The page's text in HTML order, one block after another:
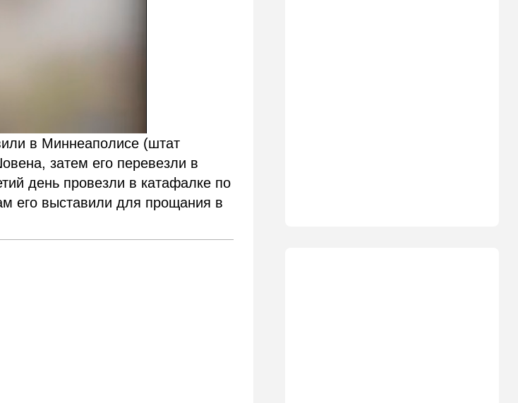
в Миннеаполисе (штат
затем его перевезли в
день провезли в катафалке по
его выставили для прощания в